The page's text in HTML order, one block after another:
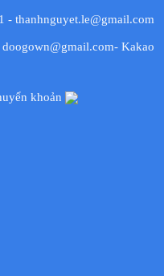
- thanhnguyet.le@gmail.com
Kakao
khoản